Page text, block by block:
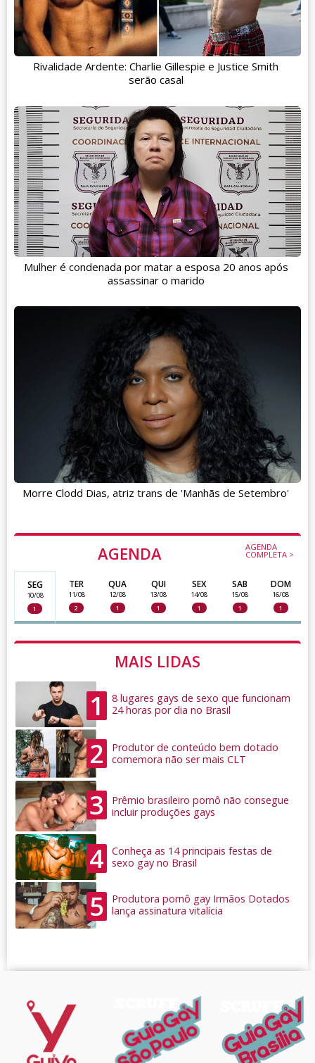
AGENDA AGENDA
COMPLETA >
SEG
10/08
1
TER
11/08
2
QUA
12/08
1
QUI
13/08
1
SEX
14/08
1
SAB
15/08
1
DOM
16/08
1
MAIS LIDAS
1
8 lugares gays de sexo que funcionam
24 horas por dia no Brasil
2
Produtor de conteúdo bem dotado
comemora não ser mais CLT
3
Prêmio brasileiro pornô não consegue
incluir produções gays
4
Conheça as 14 principais festas de
sexo gay no Brasil
5
Produtora pornô gay Irmãos Dotados
lança assinatura vitalícia
Rivalidade Ardente: Charlie Gillespie e Justice Smith
serão casal
Mulher é condenada por matar a esposa 20 anos após
assassinar o marido
Morre Clodd Dias, atriz trans de 'Manhãs de Setembro'